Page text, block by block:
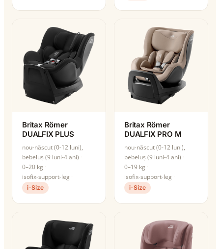
Britax Römer
DUALFIX PLUS
nou-născut (0-12 luni),
bebeluș (9 luni-4 ani)
0–20 kg
isofix-support-leg
i-Size
Britax Römer
DUALFIX PRO M
nou-născut (0-12 luni),
bebeluș (9 luni-4 ani)
0–19 kg
isofix-support-leg
i-Size